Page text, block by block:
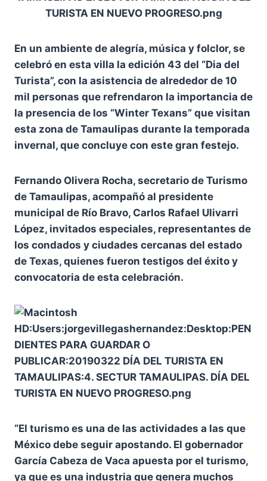
En un ambiente de alegría, música y folclor, se
celebró en esta villa la edición 43 del “Dia del
Turista”, con la asistencia de alrededor de 10
mil personas que refrendaron la importancia de
la presencia de los “Winter Texans” que visitan
esta zona de Tamaulipas durante la temporada
invernal, que concluye con este gran festejo.
Fernando Olivera Rocha, secretario de Turismo
de Tamaulipas, acompañó al presidente
municipal de Río Bravo, Carlos Rafael Ulivarri
López, invitados especiales, representantes de
los condados y ciudades cercanas del estado
de Texas, quienes fueron testigos del éxito y
convocatoria de esta celebración.
“El turismo es una de las actividades a las que
México debe seguir apostando. El gobernador
García Cabeza de Vaca apuesta por el turismo,
ya que es una industria que genera muchos